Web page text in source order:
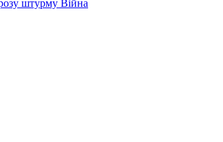
штурму Війна